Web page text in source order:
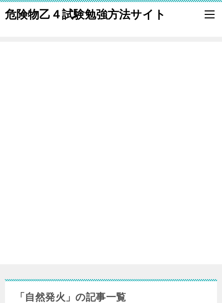
危険物乙４試験勉強方法サイト
「自然発火」の記事一覧